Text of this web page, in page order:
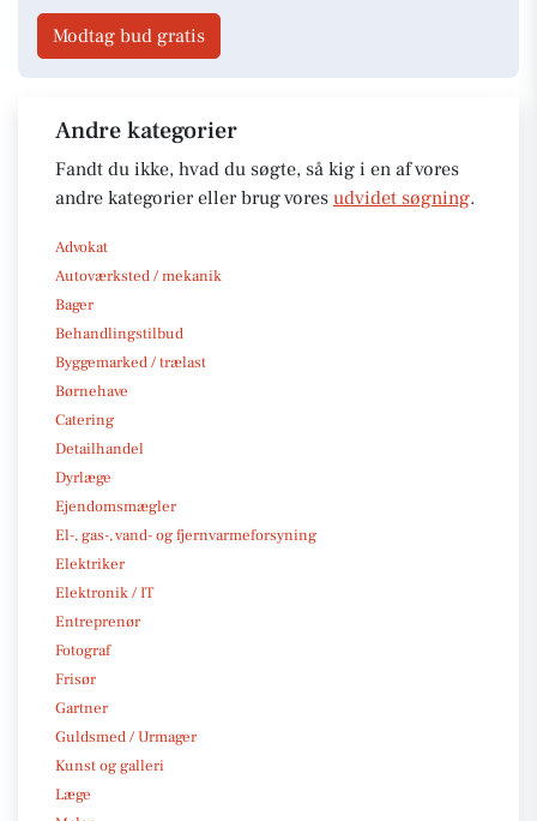
Modtag bud gratis
Andre kategorier
Fandt du ikke, hvad du søgte, så kig i en af vores
andre kategorier eller brug vores udvidet søgning.
Advokat
Autoværksted / mekanik
Bager
Behandlingstilbud
Byggemarked / trælast
Børnehave
Catering
Detailhandel
Dyrlæge
Ejendomsmægler
El-, gas-, vand- og fjernvarmeforsyning
Elektriker
Elektronik / IT
Entreprenør
Fotograf
Frisør
Gartner
Guldsmed / Urmager
Kunst og galleri
Læge